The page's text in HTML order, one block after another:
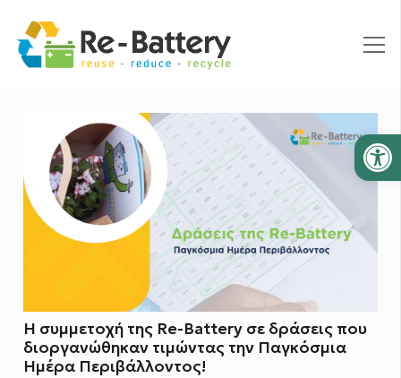
Η συμμετοχή της Re-Battery σε δράσεις που
διοργανώθηκαν τιμώντας την Παγκόσμια
Ημέρα Περιβάλλοντος!